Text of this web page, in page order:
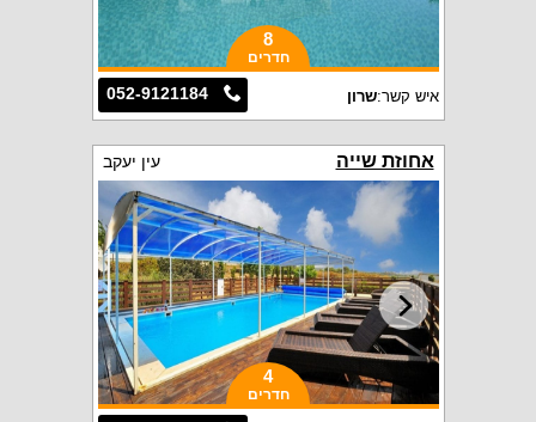
8
חדרים
052-9121184 איש קשר:שרון
אחוזת שייה עין יעקב
4
חדרים